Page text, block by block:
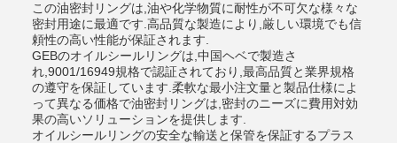
この油密封リングは,油や化学物質に耐性が不可欠な様々な
密封用途に最適です.高品質な製造により,厳しい環境でも信
頼性の高い性能が保証されます.
GEBのオイルシールリングは,中国ヘベで製造さ
れ,9001/16949規格で認証されており,最高品質と業界規格
の遵守を保証しています.柔軟な最小注文量と製品仕様によ
って異なる価格で油密封リングは,密封のニーズに費用対効
果の高いソリューションを提供します.
オイルシールリングの安全な輸送と保管を保証するプラス